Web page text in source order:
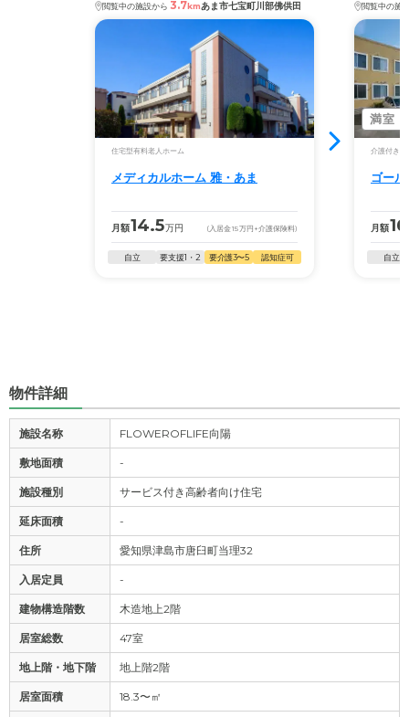
閲覧中の施設から 3.7kmあま市七宝町川部佛供田
住宅型有料老人ホーム
メディカルホーム 雅・あま
月額14.5万円 (入居金15万円 +介護保険料)
自立 要支援1・2 要介護3〜5 認知症可
閲覧中の施
満室
介護付き有
ゴー
月額
自立
物件詳細
施設名称 FLOWEROFLIFE向陽
敷地面積 -
施設種別 サービス付き高齢者向け住宅
延床面積 -
住所 愛知県津島市唐臼町当理32
入居定員 -
建物構造階数 木造地上2階
居室総数 47室
地上階・地下階 地上階2階
居室面積 18.3〜㎡